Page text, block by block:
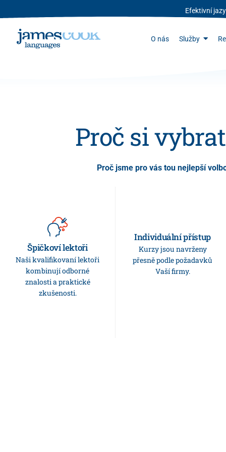
Efektivní
O nás Služby
Proč si
Proč jsme pro vás tou nejlepší
Špičkoví lektoři
Naši kvalifikovaní lektoři
kombinují odborné
znalosti a praktické
zkušenosti.
Individuální přístup
Kurzy jsou navrženy
přesně podle požadavků
Vaší firmy.
Find out how much your
place is worth in less
than a minute. Get
monthly updates for